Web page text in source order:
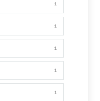
1
1
1
1
1